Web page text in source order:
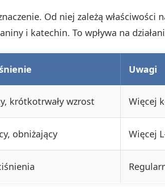
Od niej zależą
i katechin. To wpływa na
Uwagi
krótkotrwały wzrost Więcej
obniżający Więcej